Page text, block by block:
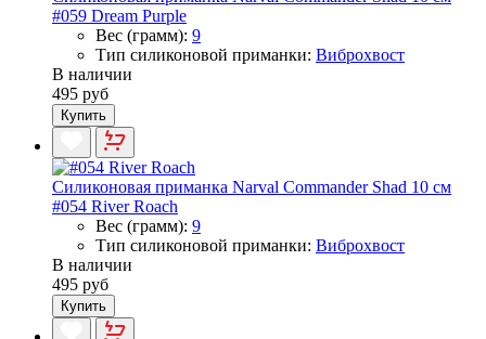
#059 Dream Purple
Вес (грамм): 9
Тип силиконовой приманки: Виброхвост
В наличии
495 руб
Купить
Силиконовая приманка Narval Commander Shad 10 см
#054 River Roach
Вес (грамм): 9
Тип силиконовой приманки: Виброхвост
В наличии
495 руб
Купить